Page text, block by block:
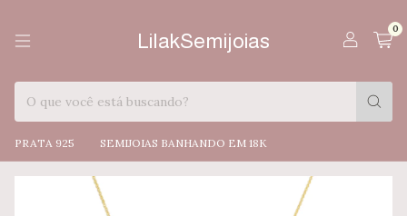
LilakSemijoias
0
PRATA 925 SEMIJOIAS BANHANDO EM 18K